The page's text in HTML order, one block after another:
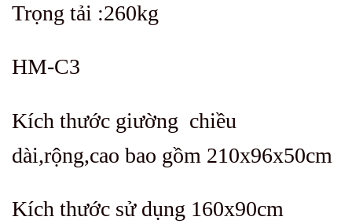
Trọng tải :260kg
HM-C3
Kích thước giường chiều
dài,rộng,cao bao gồm 210x96x50cm
Kích thước sử dụng 160x90cm